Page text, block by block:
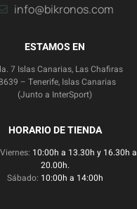
info@bikronos.com
ESTAMOS EN
7 Islas Canarias, Las Chafiras
– Tenerife, Islas Canarias
(Junto a InterSport)
HORARIO DE TIENDA
10:00h a 13.30h y 16.30h a
20.00h.
Sábado: 10:00h a 14:00h